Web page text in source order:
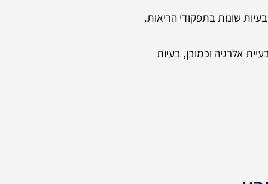
שונות בתפקודי הריאות.
אלרגיה וכמובן, בעיות